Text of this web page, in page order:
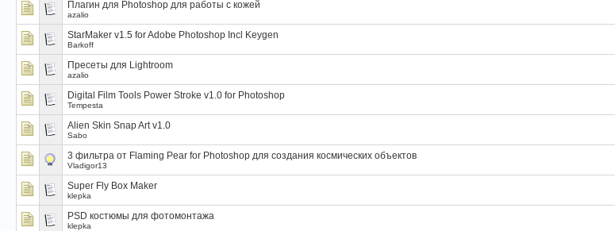
Плагин для Photoshop для работы с кожей
azalio
StarMaker v1.5 for Adobe Photoshop Incl Keygen
Barkoff
Пресеты для Lightroom
azalio
Digital Film Tools Power Stroke v1.0 for Photoshop
Tempesta
Alien Skin Snap Art v1.0
Sabo
3 фильтра от Flaming Pear for Photoshop для создания космических объектов
Vladigor13
Super Fly Box Maker
klepka
PSD костюмы для фотомонтажа
klepka